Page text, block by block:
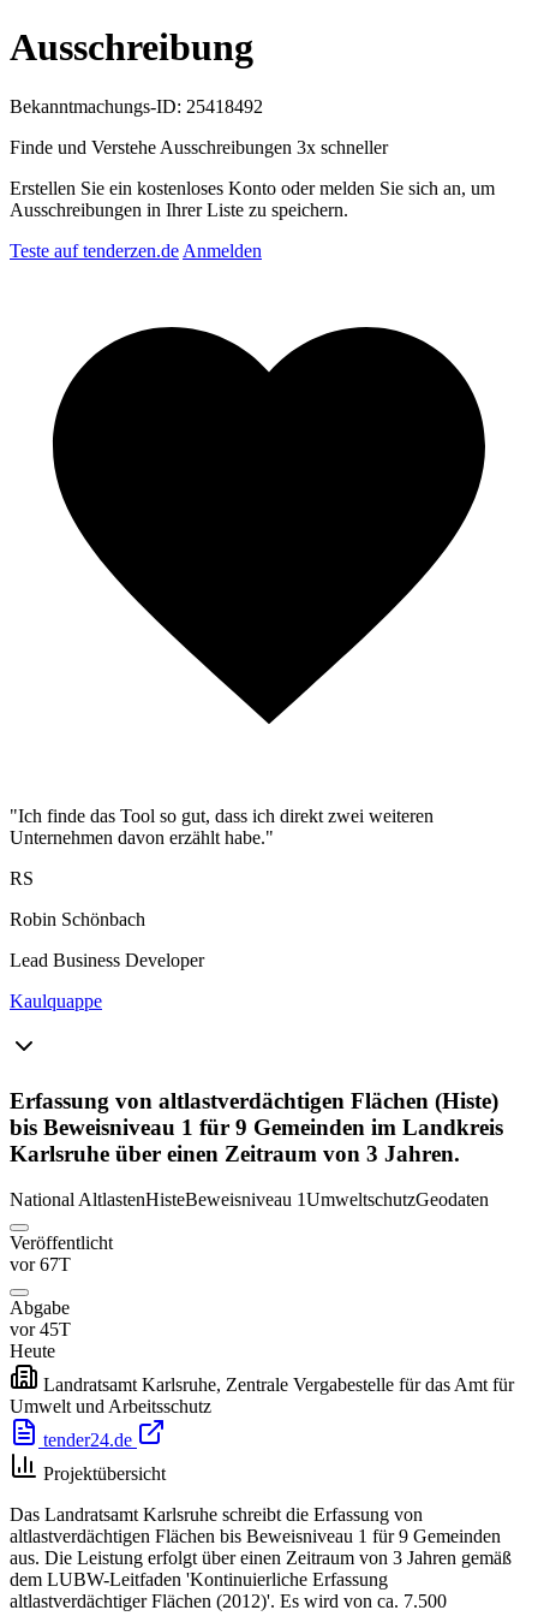
Ausschreibung
Bekanntmachungs-ID: 25418492
Finde und Verstehe Ausschreibungen 3x schneller
Erstellen Sie ein kostenloses Konto oder melden Sie sich an, um
Ausschreibungen in Ihrer Liste zu speichern.
Teste auf tenderzen.de Anmelden
"Ich finde das Tool so gut, dass ich direkt zwei weiteren
Unternehmen davon erzählt habe."
RS
Robin Schönbach
Lead Business Developer
Kaulquappe
Erfassung von altlastverdächtigen Flächen (Histe)
bis Beweisniveau 1 für 9 Gemeinden im Landkreis
Karlsruhe über einen Zeitraum von 3 Jahren.
National AltlastenHisteBeweisniveau 1UmweltschutzGeodaten
Veröffentlicht
vor 67T
Abgabe
vor 45T
Heute
Landratsamt Karlsruhe, Zentrale Vergabestelle für das Amt für
Umwelt und Arbeitsschutz
tender24.de
Projektübersicht
Das Landratsamt Karlsruhe schreibt die Erfassung von
altlastverdächtigen Flächen bis Beweisniveau 1 für 9 Gemeinden
aus. Die Leistung erfolgt über einen Zeitraum von 3 Jahren gemäß
dem LUBW-Leitfaden 'Kontinuierliche Erfassung
altlastverdächtiger Flächen (2012)'. Es wird von ca. 7.500